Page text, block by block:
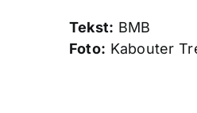
Tekst: BMB
Foto: Kabouter